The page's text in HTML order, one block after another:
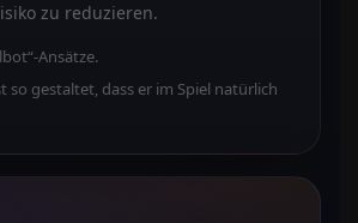
zu reduzieren.
Ansätze.
so gestaltet, dass er im Spiel natürlich